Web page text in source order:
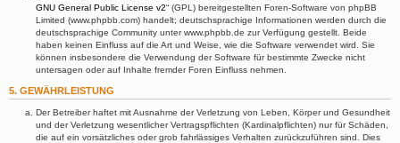
GNU General Public License v2“ (GPL) bereitgestellten Foren-Software von phpBB
Limited (www.phpbb.com) handelt; deutschsprachige Informationen werden durch die
deutschsprachige Community unter www.phpbb.de zur Verfügung gestellt. Beide
haben keinen Einfluss auf die Art und Weise, wie die Software verwendet wird. Sie
können insbesondere die Verwendung der Software für bestimmte Zwecke nicht
untersagen oder auf Inhalte fremder Foren Einfluss nehmen.
5. GEWÄHRLEISTUNG
Der Betreiber haftet mit Ausnahme der Verletzung von Leben, Körper und Gesundheit
und der Verletzung wesentlicher Vertragspflichten (Kardinalpflichten) nur für Schäden,
die auf ein vorsätzliches oder grob fahrlässiges Verhalten zurückzuführen sind. Dies